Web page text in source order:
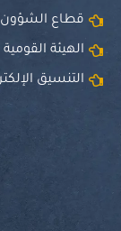
قطاع الشؤون
الهيئة
التنسيق